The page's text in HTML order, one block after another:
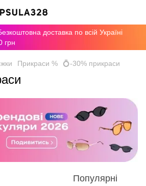
доставка по всій Україні
грн
Прикраси % 💍-30% прикраси
Популярні